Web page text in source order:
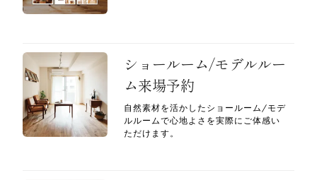
ショールーム/モデルルー
ム来場予約
自然素材を活かしたショールーム/モデ
ルルームで心地よさを実際にご体感い
ただけます。